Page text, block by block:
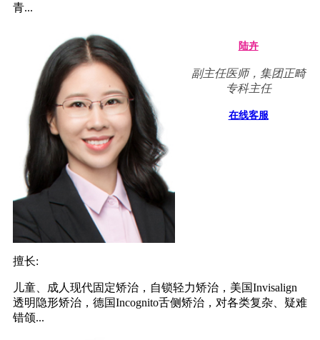
青...
陆卉
副主任医师，集团正畸
专科主任
在线客服
擅长:
儿童、成人现代固定矫治，自锁轻力矫治，美国Invisalign
透明隐形矫治，德国Incognito舌侧矫治，对各类复杂、疑难
错颌...